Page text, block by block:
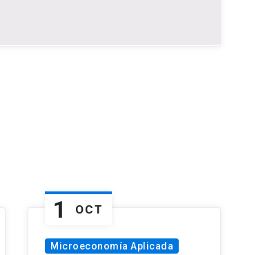
1 OCT
Microeconomía Aplicada